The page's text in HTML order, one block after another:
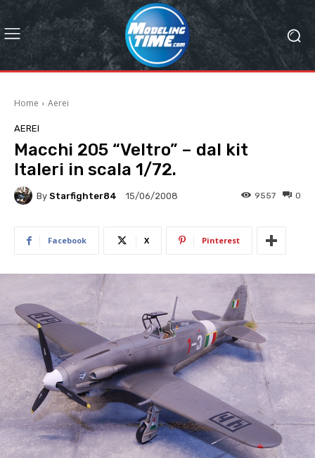
Home Aerei
AEREI
Macchi 205 “Veltro” – dal kit
Italeri in scala 1/72.
By Starfighter84 15/06/2008 0
9557
Facebook X Pinterest